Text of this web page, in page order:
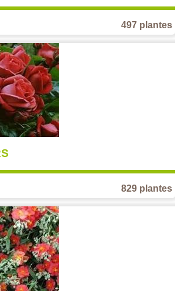
497 plantes
829 plantes